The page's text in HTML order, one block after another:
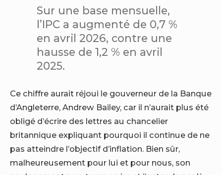
Sur une base mensuelle,
l’IPC a augmenté de 0,7 %
en avril 2026, contre une
hausse de 1,2 % en avril
2025.
Ce chiffre aurait réjoui le gouverneur de la Banque
d’Angleterre, Andrew Bailey, car il n’aurait plus été
obligé d’écrire des lettres au chancelier
britannique expliquant pourquoi il continue de ne
pas atteindre l’objectif d’inflation. Bien sûr,
malheureusement pour lui et pour nous, son